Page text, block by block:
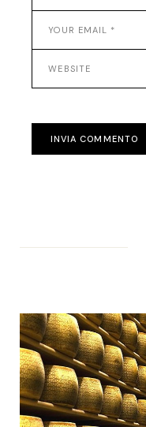
INVIA COMMENTO